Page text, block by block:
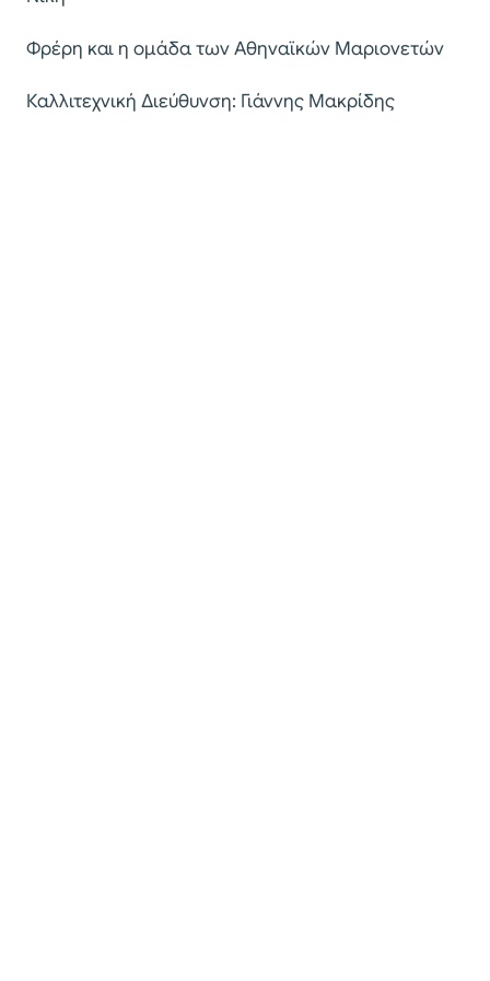
Φρέρη και η οµάδα των Αθηναϊκών Μαριονετών
Καλλιτεχνική Διεύθυνση: Γιάννης Μακρίδης